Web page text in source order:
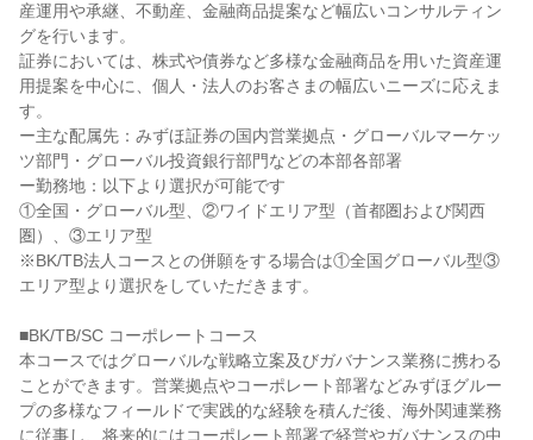
産運用や承継、不動産、金融商品提案など幅広いコンサルティン
グを行います。
証券においては、株式や債券など多様な金融商品を用いた資産運
用提案を中心に、個人・法人のお客さまの幅広いニーズに応えま
す。
ー主な配属先：みずほ証券の国内営業拠点・グローバルマーケッ
ツ部門・グローバル投資銀行部門などの本部各部署
ー勤務地：以下より選択が可能です
①全国・グローバル型、②ワイドエリア型（首都圏および関西
圏）、③エリア型
※BK/TB法人コースとの併願をする場合は①全国グローバル型③
エリア型より選択をしていただきます。
■BK/TB/SC コーポレートコース
本コースではグローバルな戦略立案及びガバナンス業務に携わる
ことができます。営業拠点やコーポレート部署などみずほグルー
プの多様なフィールドで実践的な経験を積んだ後、海外関連業務
に従事し、将来的にはコーポレート部署で経営やガバナンスの中